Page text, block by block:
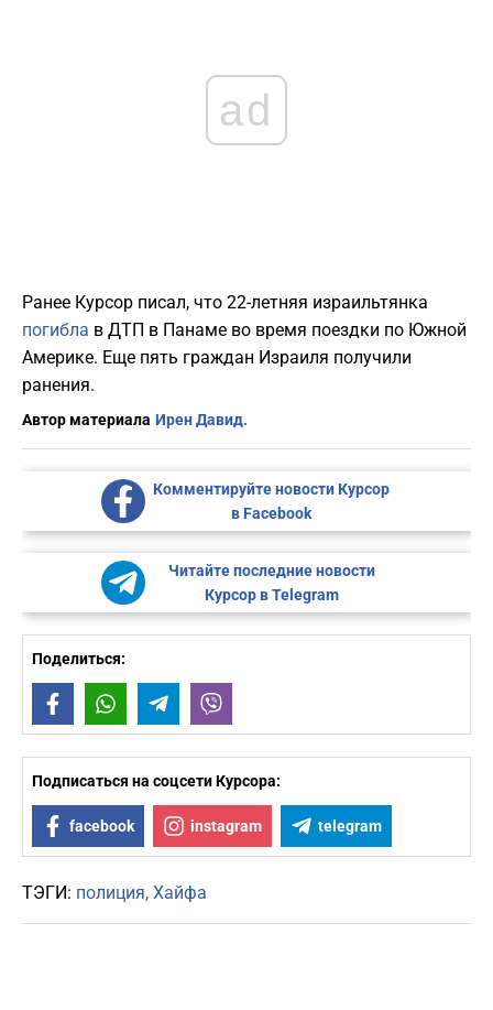
ad
Ранее Курсор писал, что 22-летняя израильтянка
погибла в ДТП в Панаме во время поездки по Южной
Америке. Еще пять граждан Израиля получили
ранения.
Автор материала Ирен Давид.
Комментируйте новости Курсор
в Facebook
Читайте последние новости
Курсор в Telegram
Поделиться:
FacebookWhatsAppTelegram
Подписаться на соцсети Курсора:
facebook instagram telegram
ТЭГИ: полиция Хайфа